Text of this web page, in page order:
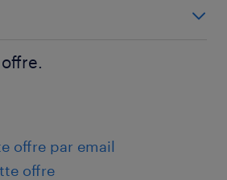
offre par email
offre